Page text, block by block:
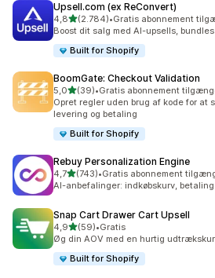
Upsell.com (ex ReConvert)
4,8ud af 5 stjerner
(2.784)
2784 anmeldelser i alt
•Gratis abonnement
Boost dit salg med AI-upsells,
Built for Shopify
BoomGate: Checkout Validation
5,0ud af 5 stjerner
(39)
39 anmeldelser i alt
•Gratis abonnement
Opret regler uden brug af kode for at
levering og betaling
Built for Shopify
Rebuy Personalization Engine
4,7ud af 5 stjerner
(743)
743 anmeldelser i alt
•Gratis abonnement
AI-anbefalinger: indkøbskurv,
Snap Cart Drawer Cart Upsell
4,9ud af 5 stjerner
(59)
59 anmeldelser i alt
•Gratis
Øg din AOV med en hurtig
Built for Shopify